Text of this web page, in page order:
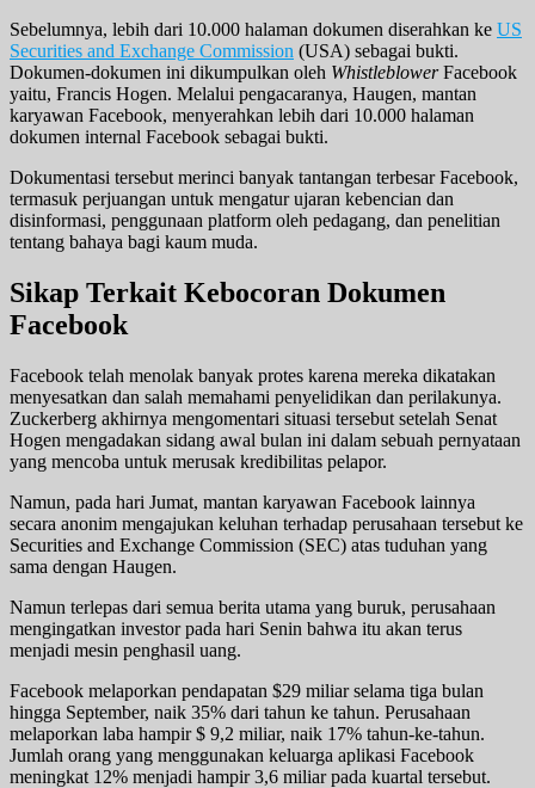
Sebelumnya, lebih dari 10.000 halaman dokumen diserahkan ke US
Securities and Exchange Commission (USA) sebagai bukti.
Dokumen-dokumen ini dikumpulkan oleh WhistleblowerFacebook
yaitu, Francis Hogen. Melalui pengacaranya, Haugen, mantan
karyawan Facebook, menyerahkan lebih dari 10.000 halaman
dokumen internal Facebook sebagai bukti.
Dokumentasi tersebut merinci banyak tantangan terbesar Facebook,
termasuk perjuangan untuk mengatur ujaran kebencian dan
disinformasi, penggunaan platform oleh pedagang, dan penelitian
tentang bahaya bagi kaum muda.
Sikap Terkait Kebocoran Dokumen
Facebook
Facebook telah menolak banyak protes karena mereka dikatakan
menyesatkan dan salah memahami penyelidikan dan perilakunya.
Zuckerberg akhirnya mengomentari situasi tersebut setelah Senat
Hogen mengadakan sidang awal bulan ini dalam sebuah pernyataan
yang mencoba untuk merusak kredibilitas pelapor.
Namun, pada hari Jumat, mantan karyawan Facebook lainnya
secara anonim mengajukan keluhan terhadap perusahaan tersebut ke
Securities and Exchange Commission (SEC) atas tuduhan yang
sama dengan Haugen.
Namun terlepas dari semua berita utama yang buruk, perusahaan
mengingatkan investor pada hari Senin bahwa itu akan terus
menjadi mesin penghasil uang.
Facebook melaporkan pendapatan $29 miliar selama tiga bulan
hingga September, naik 35% dari tahun ke tahun. Perusahaan
melaporkan laba hampir $ 9,2 miliar, naik 17% tahun-ke-tahun.
Jumlah orang yang menggunakan keluarga aplikasi Facebook
meningkat 12% menjadi hampir 3,6 miliar pada kuartal tersebut.